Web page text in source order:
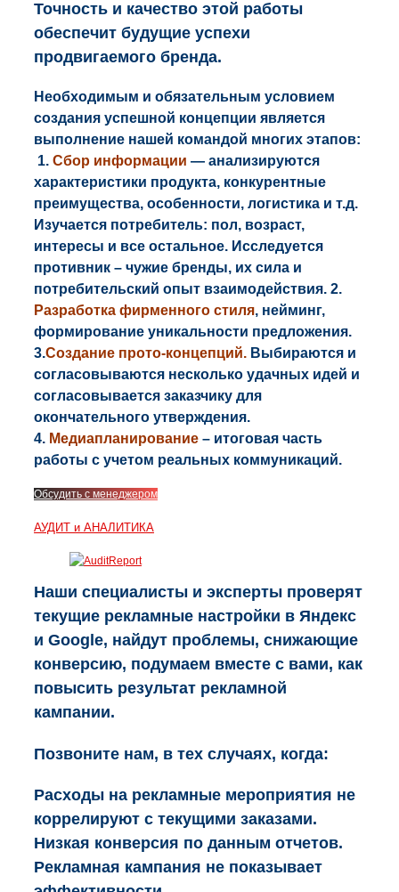
Точность и качество этой работы
обеспечит будущие успехи
продвигаемого бренда.
Необходимым и обязательным условием
создания успешной концепции является
выполнение нашей командой многих этапов:
1. Сбор информации — анализируются
характеристики продукта, конкурентные
преимущества, особенности, логистика и т.д.
Изучается потребитель: пол, возраст,
интересы и все остальное. Исследуется
противник – чужие бренды, их сила и
потребительский опыт взаимодействия. 2.
Разработка фирменного стиля, нейминг,
формирование уникальности предложения.
3.Создание прото-концепций. Выбираются и
согласовываются несколько удачных идей и
согласовывается заказчику для
окончательного утверждения.
4. Медиапланирование – итоговая часть
работы с учетом реальных коммуникаций.
Обсудить с менеджером
АУДИТ и АНАЛИТИКА
Наши специалисты и эксперты проверят
текущие рекламные настройки в Яндекс
и Google, найдут проблемы, снижающие
конверсию, подумаем вместе с вами, как
повысить результат рекламной
кампании.
Позвоните нам, в тех случаях, когда:
Расходы на рекламные мероприятия не
коррелируют с текущими заказами.
Низкая конверсия по данным отчетов.
Рекламная кампания не показывает